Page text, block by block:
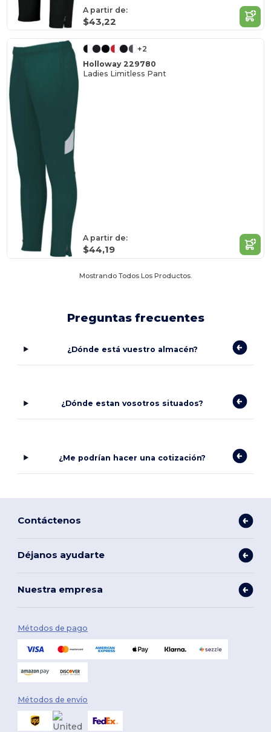
A partir de:
$43,22
+2
Holloway 229780
Ladies Limitless Pant
A partir de:
$44,19
Mostrando Todos Los Productos.
Preguntas frecuentes
¿Dónde está vuestro almacén?
¿Dónde estan vosotros situados?
¿Me podrían hacer una cotización?
Contáctenos
Déjanos ayudarte
Nuestra empresa
Métodos de pago
Métodos de envío